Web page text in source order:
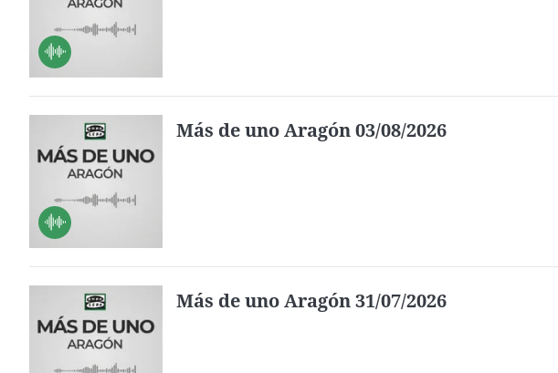
Más de uno Aragón 03/08/2026
Más de uno Aragón 31/07/2026